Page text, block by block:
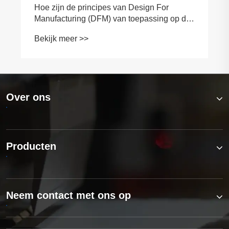
Hoe zijn de principes van Design For
Manufacturing (DFM) van toepassing op de
Bekijk meer >>
Over ons
Producten
Neem contact met ons op